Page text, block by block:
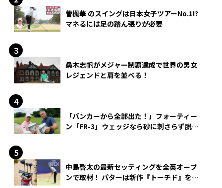
菅楓華 のスイングは日本女子ツアーNo.1!?
マネるには足の踏ん張りが必要
桑木志帆がメジャー制覇達成で世界の男女
レジェンドと肩を並べる！
「バンカーから全部出た！」フォーティー
ン「FR-3」ウェッジなら砂に刺さらず脱出
中島啓太の最新セッティングを全英オープ
ンで取材！ パターは新作『トーチド』を投